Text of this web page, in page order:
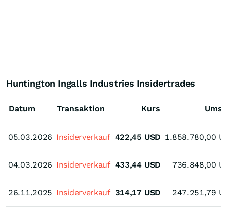
Huntington Ingalls Industries Insidertrades
Datum
05.03.2026
04.03.2026
26.11.2025
Transaktion Kurs
05.03.2026 Insiderverkauf 422,45 USD 1.858.780,00
04.03.2026 Insiderverkauf 433,44 USD 736.848,00
26.11.2025 Insiderverkauf 314,17 USD 247.251,79